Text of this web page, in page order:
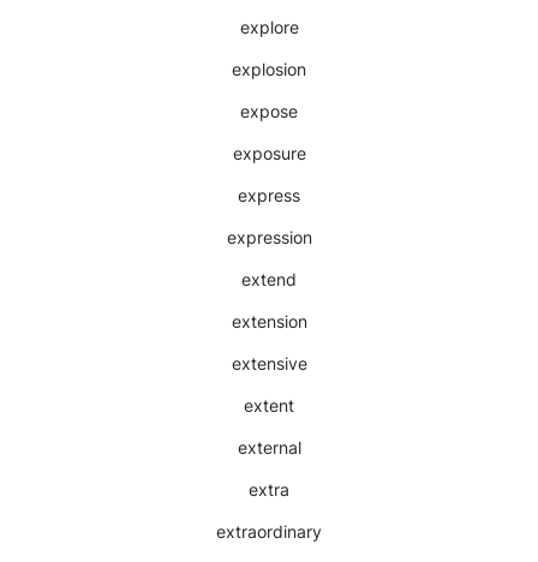
explore
explosion
expose
exposure
express
expression
extend
extension
extensive
extent
external
extra
extraordinary